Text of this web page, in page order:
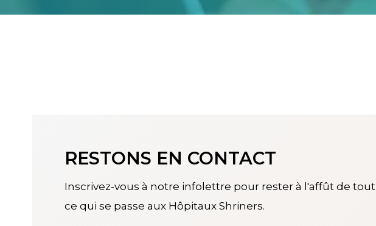
RESTONS EN CONTACT
Inscrivez-vous à notre infolettre pour rester à l'affût de tout
ce qui se passe aux Hôpitaux Shriners.